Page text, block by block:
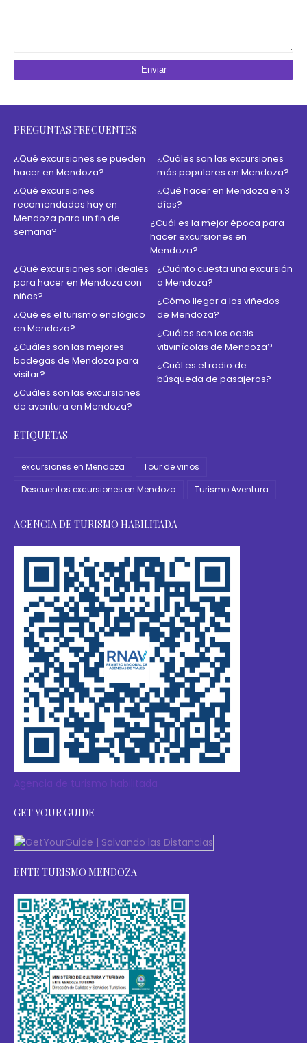
PREGUNTAS FRECUENTES
¿Qué excursiones se pueden
hacer en Mendoza?
¿Cuáles son las excursiones
más populares en Mendoza?
¿Qué excursiones
recomendadas hay en
Mendoza para un fin de
semana?
¿Qué hacer en Mendoza en 3
días?
¿Cuál es la mejor época para
hacer excursiones en
Mendoza?
¿Cuánto cuesta una excursión
a Mendoza?
¿Qué excursiones son ideales
para hacer en Mendoza con
niños?
¿Cómo llegar a los viñedos
de Mendoza?
¿Qué es el turismo enológico
en Mendoza?
¿Cuáles son los oasis
vitivinícolas de Mendoza?
¿Cuáles son las mejores
bodegas de Mendoza para
visitar?
¿Cuál es el radio de
búsqueda de pasajeros?
¿Cuáles son las excursiones
de aventura en Mendoza?
ETIQUETAS
excursiones en Mendoza
Tour de vinos
Descuentos excursiones en Mendoza
Turismo Aventura
AGENCIA DE TURISMO HABILITADA
Agencia de turismo habilitada
GET YOUR GUIDE
ENTE TURISMO MENDOZA